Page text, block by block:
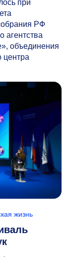
при
РФ
агентства
объединения
центра
жизнь